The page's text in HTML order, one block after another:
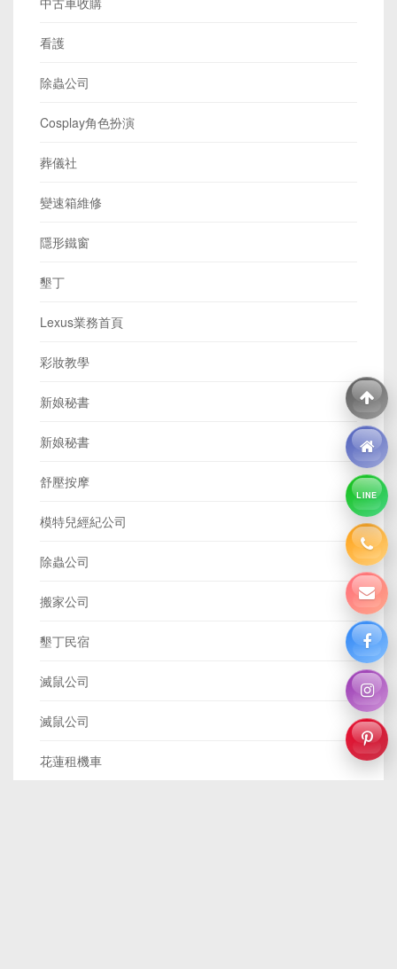
看護
除蟲公司
Cosplay角色扮演
葬儀社
變速箱維修
隱形鐵窗
墾丁
Lexus業務首頁
彩妝教學
新娘秘書
新娘秘書
舒壓按摩
模特兒經紀公司
除蟲公司
搬家公司
墾丁民宿
滅鼠公司
滅鼠公司
花蓮租機車
LINE